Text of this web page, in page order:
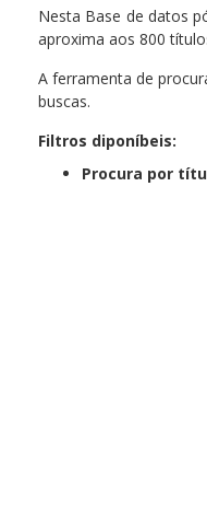
Nesta Base de datos
aproxima aos 800
A ferramenta de
buscas.
Filtros diponíbeis:
Procura por